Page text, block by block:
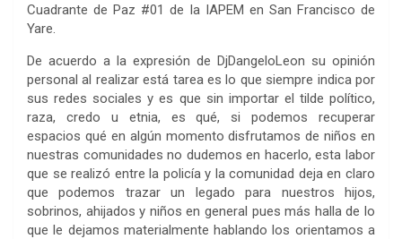
Cuadrante de Paz #01 de la IAPEM en San Francisco de
Yare.
De acuerdo a la expresión de DjDangeloLeon su opinión
personal al realizar está tarea es lo que siempre indica por
sus redes sociales y es que sin importar el tilde político,
raza, credo u etnia, es qué, si podemos recuperar
espacios qué en algún momento disfrutamos de niños en
nuestras comunidades no dudemos en hacerlo, esta labor
que se realizó entre la policía y la comunidad deja en claro
que podemos trazar un legado para nuestros hijos,
sobrinos, ahijados y niños en general pues más halla de lo
que le dejamos materialmente hablando los orientamos a